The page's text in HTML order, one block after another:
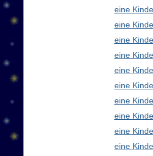
eine
eine
eine
eine
eine
eine
eine
eine
eine
eine